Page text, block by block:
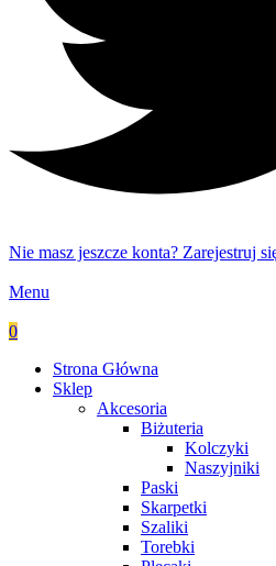
Nie masz jeszcze konta? Zarejestruj
Menu
0
Strona Główna
Sklep
Akcesoria
Biżuteria
Kolczyki
Naszyjniki
Paski
Skarpetki
Szaliki
Torebki